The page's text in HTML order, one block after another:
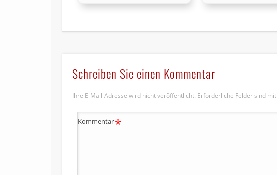
Schreiben Sie einen Kommentar
Ihre E-Mail-Adresse wird nicht veröffentlicht. Erforderliche Felder sind mit
Kommentar*